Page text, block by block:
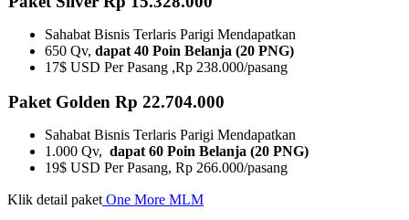
Sahabat Bisnis Terlaris Parigi Mendapatkan
650 Qv, dapat 40 Poin Belanja (20 PNG)
17$ USD Per Pasang ,Rp 238.000/pasang
Paket Golden Rp 22.704.000
Sahabat Bisnis Terlaris Parigi Mendapatkan
1.000 Qv, dapat 60 Poin Belanja (20 PNG)
19$ USD Per Pasang, Rp 266.000/pasang
Klik detail paket One More MLM